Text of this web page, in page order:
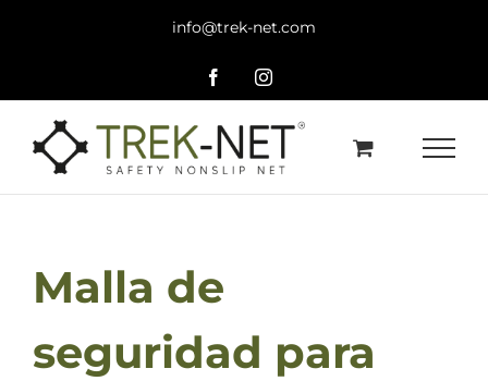
info@trek-net.com
FacebookInstagram
Malla de
seguridad para